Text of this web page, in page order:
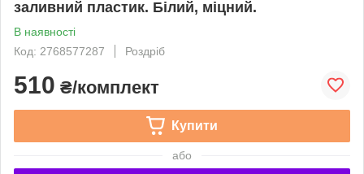
заливний пластик. Білий, міцний.
В наявності
Код: 2768577287
Роздріб
510 ₴/комплект
Купити
або